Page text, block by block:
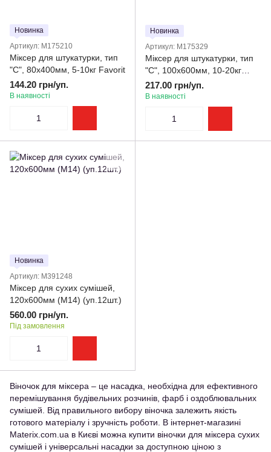
Новинка
Артикул: M175210
Міксер для штукатурки, тип
"C", 80х400мм, 5-10кг Favorit
144.20 грн/уп.
В наявності
Новинка
Артикул: M175329
Міксер для штукатурки, тип
"C", 100х600мм, 10-20кг
Favorit
217.00 грн/уп.
В наявності
Новинка
Артикул: M391248
Міксер для сухих сумішей,
120х600мм (M14) (уп.12шт.)
560.00 грн/уп.
Під замовлення
Віночок для міксера – це насадка, необхідна для ефективного
перемішування будівельних розчинів, фарб і оздоблювальних
сумішей. Від правильного вибору віночка залежить якість
готового матеріалу і зручність роботи. В інтернет-магазині
Materix.com.ua в Києві можна купити віночки для міксера сухих
сумішей і універсальні насадки за доступною ціною з